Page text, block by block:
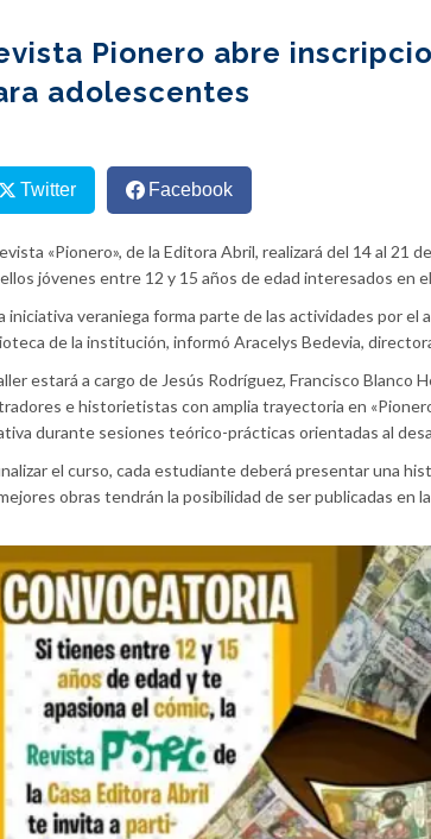
Pionero abre
adolescentes
Twitter Facebook
«Pionero», de la Editora Abril, realizará del 14 al
jóvenes entre 12 y 15 años de edad interesados en
iniciativa veraniega forma parte de las actividades por el
de la institución, informó Aracelys Bedevia,
estará a cargo de Jesús Rodríguez, Francisco Blanco
e historietistas con amplia trayectoria en
durante sesiones teórico-prácticas orientadas al
el curso, cada estudiante deberá presentar una
obras tendrán la posibilidad de ser publicadas en